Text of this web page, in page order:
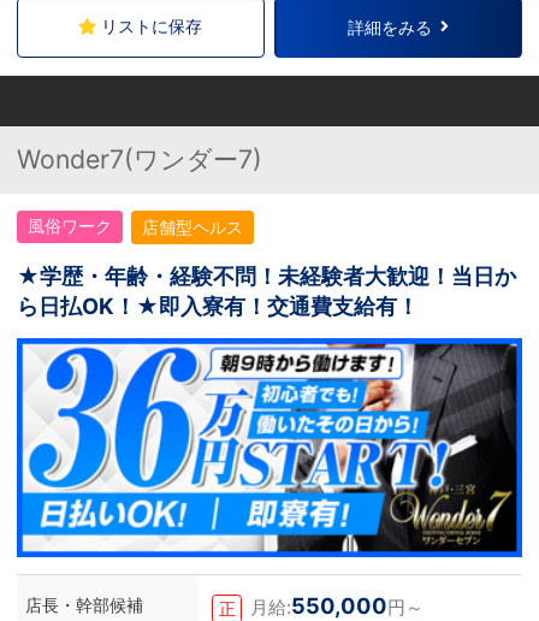
リストに保存 詳細をみる
Wonder7(ワンダー7)
風俗ワーク 店舗型ヘルス
★学歴・年齢・経験不問！未経験者大歓迎！当日か
ら日払OK！★即入寮有！交通費支給有！
店長・幹部候補 正 月給:550,000円～